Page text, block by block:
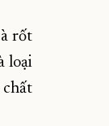
rốt
loại
chất